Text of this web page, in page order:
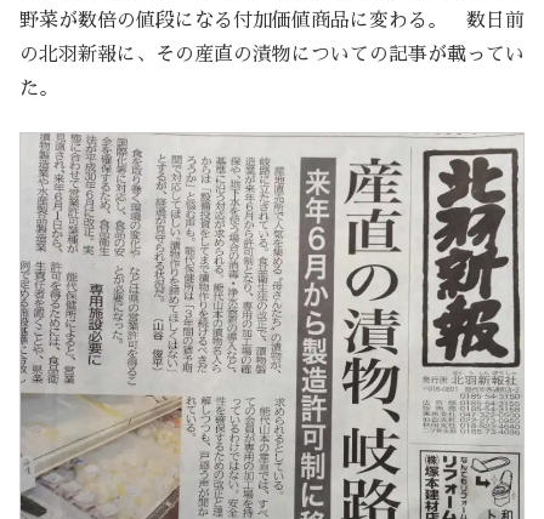
野菜が数倍の値段になる付加価値商品に変わる。 数日前
の北羽新報に、その産直の漬物についての記事が載ってい
た。